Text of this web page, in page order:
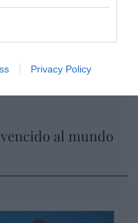
Privacy Policy
emigración es
tiempo
al mundo